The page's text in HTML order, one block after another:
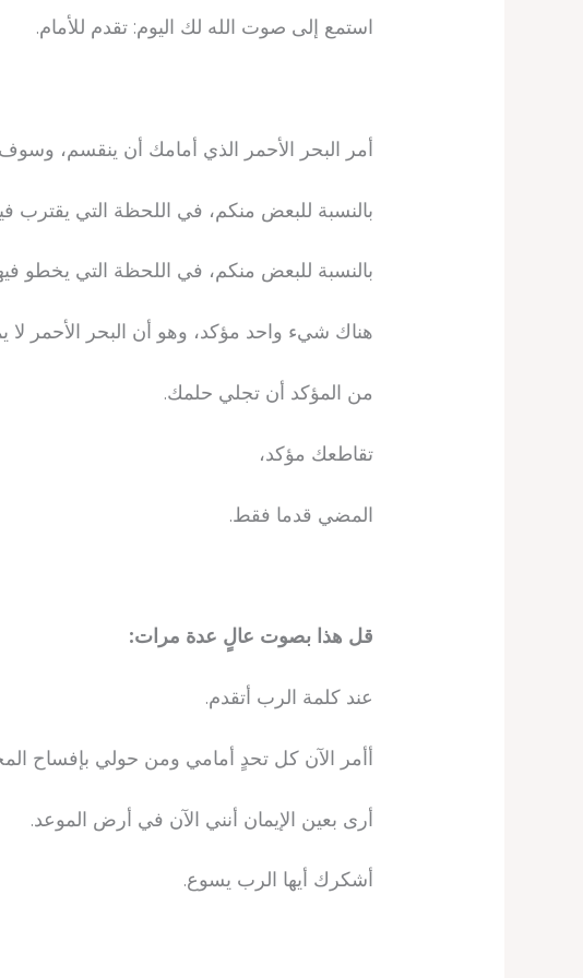
استمع إلى صوت الله لك اليوم: تقدم للأمام.
أمر البحر الأحمر الذي أمامك أن ينقسم،
بالنسبة للبعض منكم، في اللحظة التي
بالنسبة للبعض منكم، في اللحظة التي يخطو
هناك شيء واحد مؤكد، وهو أن البحر الأحمر لا
من المؤكد أن تجلي حلمك.
تقاطعك مؤكد،
المضي قدما فقط.
قل هذا بصوت عالٍ عدة مرات:
عند كلمة الرب أتقدم.
أأمر الآن كل تحدٍ أمامي ومن حولي بإفساح
أرى بعين الإيمان أنني الآن في أرض الموعد.
أشكرك أيها الرب يسوع.